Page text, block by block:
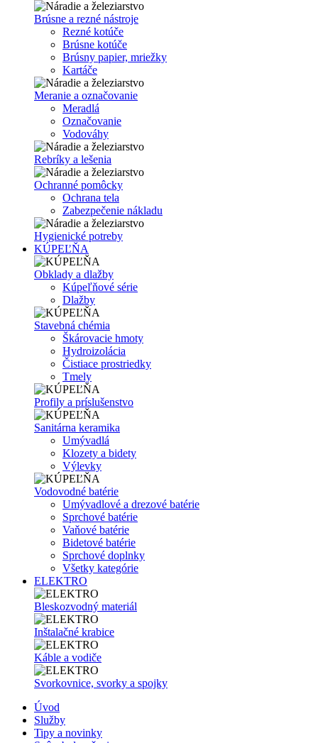
Brúsne a rezné nástroje
Rezné kotúče
Brúsne kotúče
Brúsny papier, mriežky
Kartáče
Meranie a označovanie
Meradlá
Označovanie
Vodováhy
Rebríky a lešenia
Ochranné pomôcky
Ochrana tela
Zabezpečenie nákladu
Hygienické potreby
KÚPEĽŇA
Obklady a dlažby
Kúpeľňové série
Dlažby
Stavebná chémia
Škárovacie hmoty
Hydroizolácia
Čistiace prostriedky
Tmely
Profily a príslušenstvo
Sanitárna keramika
Umývadlá
Klozety a bidety
Výlevky
Vodovodné batérie
Umývadlové a drezové batérie
Sprchové batérie
Vaňové batérie
Bidetové batérie
Sprchové doplnky
Všetky kategórie
ELEKTRO
Bleskozvodný materiál
Inštalačné krabice
Káble a vodiče
Svorkovnice, svorky a spojky
Úvod
Služby
Tipy a novinky